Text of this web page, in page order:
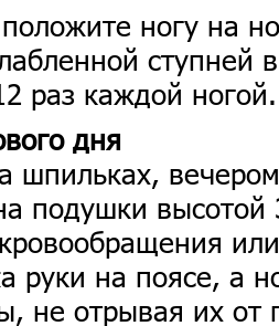
ногу на
ступней
раз каждой ногой.
дня
шпильках,
подушки высотой
руки на поясе, а
не отрывая их от